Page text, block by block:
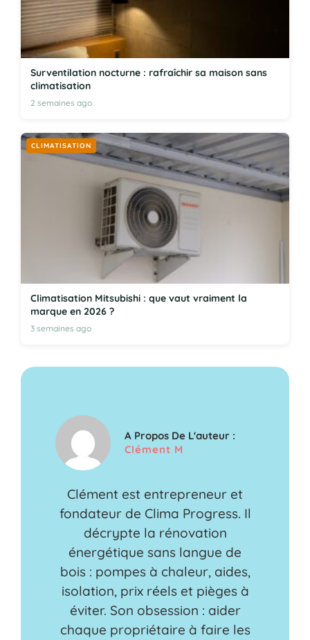
Surventilation nocturne : rafraîchir sa maison sans
climatisation
2 semaines ago
CLIMATISATION
Climatisation Mitsubishi : que vaut vraiment la
marque en 2026 ?
3 semaines ago
A Propos De L'auteur :
Clément M
Clément est entrepreneur et
fondateur de Clima Progress. Il
décrypte la rénovation
énergétique sans langue de
bois : pompes à chaleur, aides,
isolation, prix réels et pièges à
éviter. Son obsession : aider
chaque propriétaire à faire les